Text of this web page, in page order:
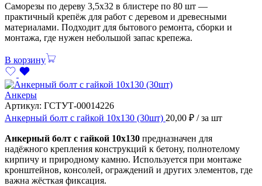
Саморезы по дереву 3,5х32 в блистере по 80 шт —
практичный крепёж для работ с деревом и древесными
материалами. Подходит для бытового ремонта, сборки и
монтажа, где нужен небольшой запас крепежа.
В корзину
Анкеры
Артикул: ГСТУТ-00014226
Анкерный болт с гайкой 10х130 (30шт) 20,00 ₽ / за шт
Анкерный болт с гайкой 10х130 предназначен для
надёжного крепления конструкций к бетону, полнотелому
кирпичу и природному камню. Используется при монтаже
кронштейнов, консолей, ограждений и других элементов, где
важна жёсткая фиксация.